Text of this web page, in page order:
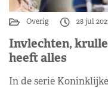
Overig 28 jul
Invlechten,
heeft alles
In de serie